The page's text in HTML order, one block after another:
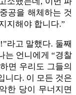
공을 해체하는 것
지해야 합니다.”
라고 말했다. 둘째
는 언니에게 “경찰
면 우리도 그들의
니다. 이 모든 것은
한 당이 무너지면